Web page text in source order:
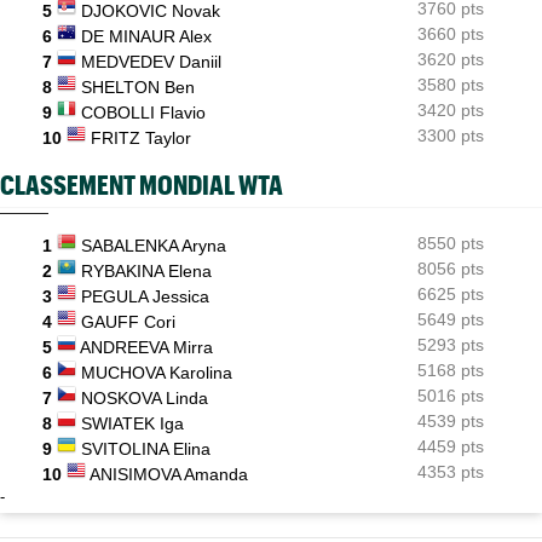
5
DJOKOVIC Novak
3760 pts
6
DE MINAUR Alex
3660 pts
7
MEDVEDEV Daniil
3620 pts
8
SHELTON Ben
3580 pts
9
COBOLLI Flavio
3420 pts
10
FRITZ Taylor 3300 pts
CLASSEMENT MONDIAL WTA
1 SABALENKA Aryna
8550 pts
2
RYBAKINA Elena
8056 pts
3
PEGULA Jessica
6625 pts
4
GAUFF Cori
5649 pts
5
ANDREEVA Mirra
5293 pts
6
MUCHOVA Karolina
5168 pts
7
NOSKOVA Linda
5016 pts
8
SWIATEK Iga
4539 pts
9
SVITOLINA Elina
4459 pts
10
ANISIMOVA Amanda 4353 pts
-